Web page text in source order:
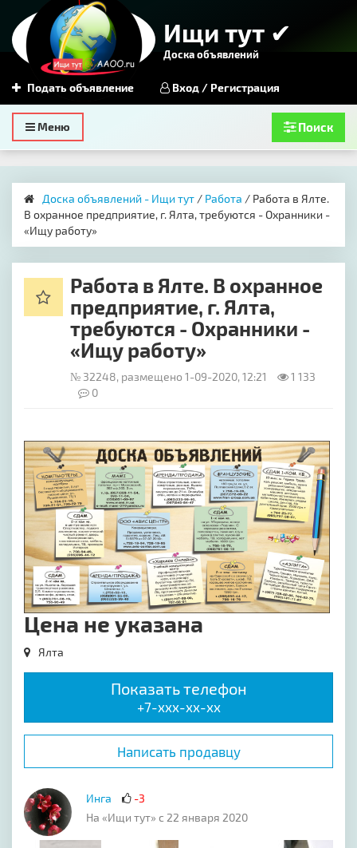
Ищи тут ✔
Доска объявлений
Подать объявление Вход / Регистрация
Toggle
navigation
Меню Поиск
Доска объявлений - Ищи тут / Работа / Работа в Ялте.
В охранное предприятие, г. Ялта, требуются - Охранники -
«Ищу работу»
Работа в Ялте. В охранное
предприятие, г. Ялта,
требуются - Охранники -
«Ищу работу»
№ 32248, размещено 1-09-2020, 12:21
1 133
0
Цена не указана
Ялта
Показать телефон
+7-xxx-xx-xx
Написать продавцу
Инга
-3
На «Ищи тут» с 22 января 2020